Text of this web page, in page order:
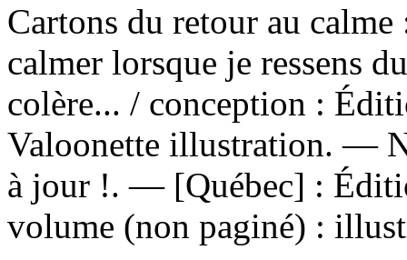
Cartons du retour au
calmer lorsque je ressens
colère... / conception :
Valoonette illustration. —
à jour !. — [Québec] :
volume (non paginé) :